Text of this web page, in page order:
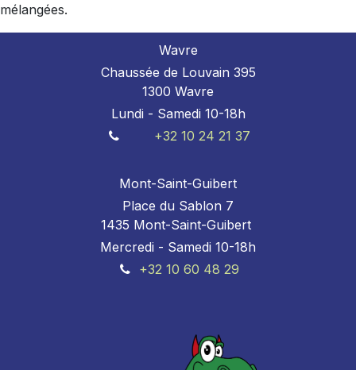
mélangées.
Wavre
Chaussée de Louvain 395
1300 Wavre
Lundi - Samedi 10-18h
+32 10 24 21 37
Mont-Saint-Guibert
Place du Sablon 7
1435 Mont-Saint-Guibert
Mercredi - Samedi 10-18h
+32 10 60 48 29